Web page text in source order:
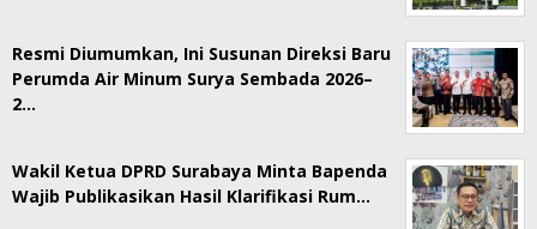
Resmi Diumumkan, Ini Susunan Direksi Baru
Perumda Air Minum Surya Sembada 2026–
2…
Wakil Ketua DPRD Surabaya Minta Bapenda
Wajib Publikasikan Hasil Klarifikasi Rum…